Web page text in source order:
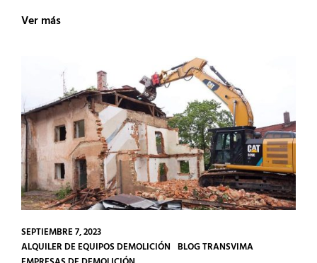
Ver másRecoleccion
SEPTIEMBRE 7, 2023
CATEGORIES
ALQUILER DE EQUIPOS DEMOLICIÓN BLOG TRANSVIMA